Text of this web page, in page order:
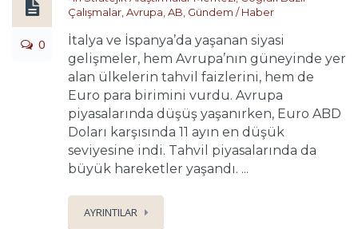
0
Çalışmalar Avrupa AB Gündem / Haber
İtalya ve İspanya’da yaşanan siyasi
gelişmeler, hem Avrupa’nın güneyinde yer
alan ülkelerin tahvil faizlerini, hem de
Euro para birimini vurdu. Avrupa
piyasalarında düşüş yaşanırken, Euro ABD
Doları karşısında 11 ayın en düşük
seviyesine indi. Tahvil piyasalarında da
büyük hareketler yaşandı. ...
AYRINTILAR